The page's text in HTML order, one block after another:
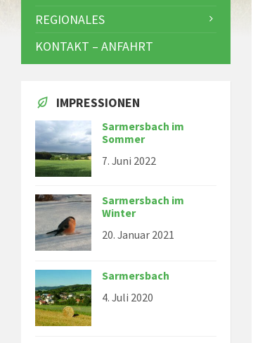
REGIONALES
KONTAKT – ANFAHRT
IMPRESSIONEN
Sarmersbach im
Sommer
7. Juni 2022
Sarmersbach im
Winter
20. Januar 2021
Sarmersbach
4. Juli 2020